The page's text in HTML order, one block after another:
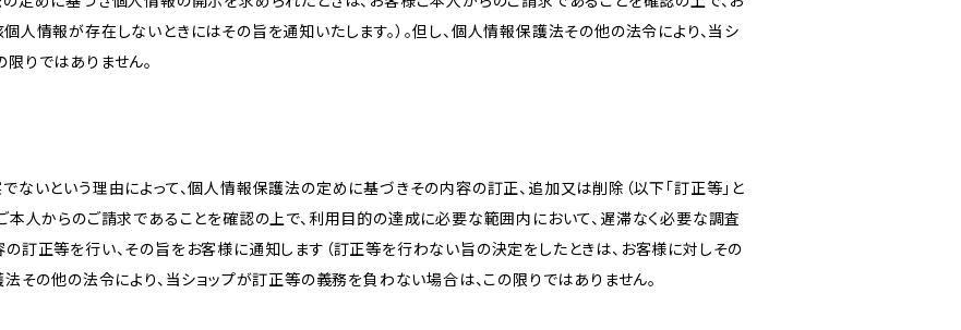
人情報が存在しないときにはその旨を通知いたします。）。但し、個人情報保護法その他の法令により、当シ
りではありません。
ないという理由によって、個人情報保護法の定めに基づきその内容の訂正、追加又は削除（以下「訂正等」と
本人からのご請求であることを確認の上で、利用目的の達成に必要な範囲内において、遅滞なく必要な調査
訂正等を行い、その旨をお客様に通知します（訂正等を行わない旨の決定をしたときは、お客様に対しその
法その他の法令により、当ショップが訂正等の義務を負わない場合は、この限りではありません。